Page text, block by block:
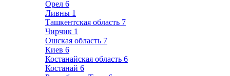
Орел 6
Ливны 1
Ташкентская область 7
Чирчик 1
Ошская область 7
Киев 6
Костанайская область 6
Костанай 6